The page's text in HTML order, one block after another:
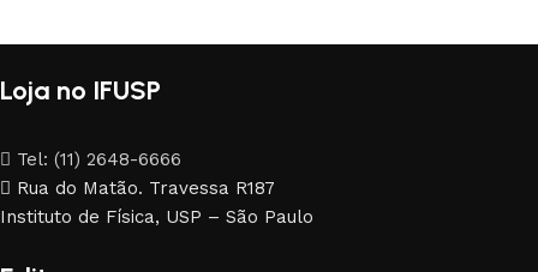
Loja no IFUSP
Tel: (11) 2648-6666
Rua do Matão. Travessa R187
Instituto de Física, USP – São Paulo